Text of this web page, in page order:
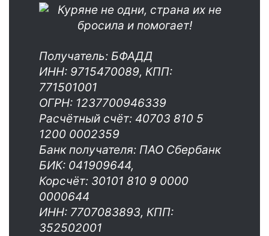
Получатель: БФАДД
ИНН: 9715470089, КПП:
771501001
ОГРН: 1237700946339
Расчётный счёт: 40703 810 5
1200 0002359
Банк получателя: ПАО Сбербанк
БИК: 041909644,
Корсчёт: 30101 810 9 0000
0000644
ИНН: 7707083893, КПП:
352502001